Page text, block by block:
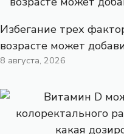
Избегание трех
возрасте может
8 августа, 2026